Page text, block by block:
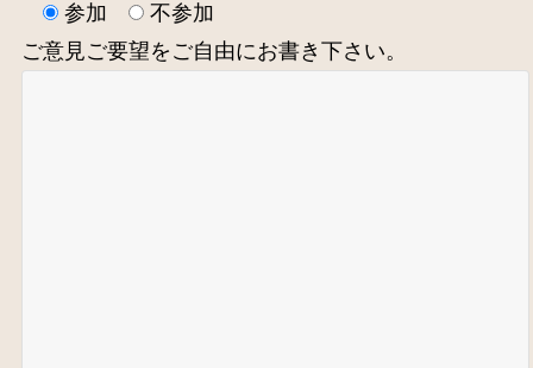
参加
不参加
ご意見ご要望をご自由にお書き下さい。